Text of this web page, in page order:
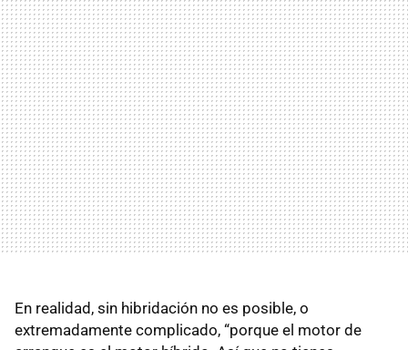
En realidad, sin hibridación no es posible, o
extremadamente complicado, “porque el motor de